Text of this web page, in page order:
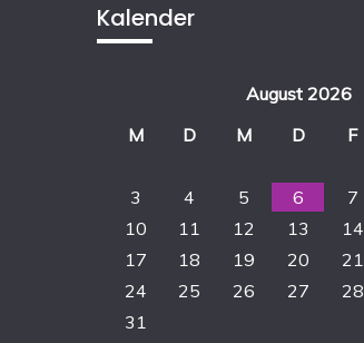
Kalender
August 2026
M
D M D F
3
4 5 6 7
10
11 12 13 14
17
18 19 20 21
24
25 26 27 28
31